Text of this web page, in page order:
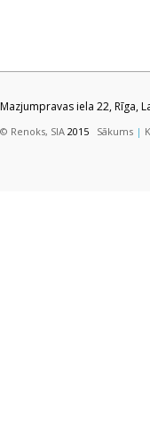
Mazjumpravas iela 22, Rīga,
© Renoks, SIA 2015 Sākums |